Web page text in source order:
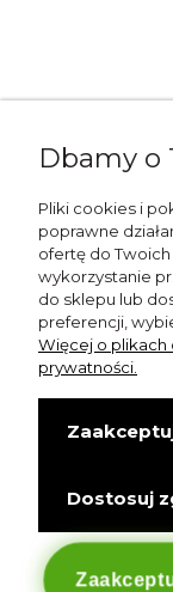
Copyright
Dbamy o
Pliki cookies i
poprawne
ofertę do
wykorzystanie
do sklepu lub
preferencji,
Więcej o plikach
prywatności.
Dostosuj